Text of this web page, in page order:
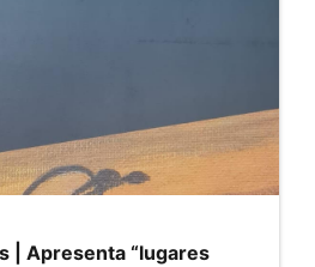
| Apresenta “lugares